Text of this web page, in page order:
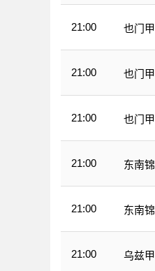
21:00 也门甲
21:00 也门甲
21:00 也门甲
21:00 东南锦
21:00 东南锦
21:00 乌兹甲